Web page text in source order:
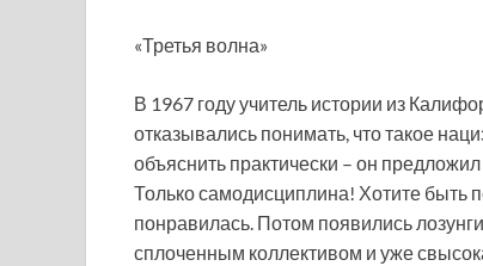
«Третья волна»
В 1967 году учитель истории из
отказывались понимать, что такое
объяснить практически – он
Только самодисциплина! Хотите быть
понравилась. Потом появились
сплоченным коллективом и уже